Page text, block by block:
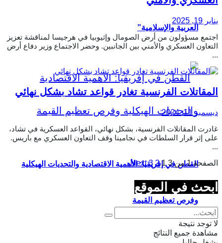
العربية والإسلامية”
القطن في إفريقيا: الأهمية الاقتصادية والتحديات الهيكلية
وفرص تعظيم القيمة
يناير 19, 2025
اجتمع مسؤولون من أرض الصومال وإثيوبيا في هرجيسا لمناقشة تعزيز
التعاون العسكري والأمني ​​بين الجانبين. وحضر الاجتماع وزير دفاع أرض
...
المقاتلات الفرنسية تغادر قواعد تشاد بشكل نهائي
ديسمبر 11, 2024
غادرت المقاتلات الفرنسية، بشكل نهائي، القواعد العسكرية في تشاد،
على إثر قرار السلطات في نجامينا وقف التعاون العسكري مع باريس.
...
الصفحة 1 من 3
1
2
3
Next
ابحث في الموقع
لا توجد نتيجة
مشاهدة جميع النتائج